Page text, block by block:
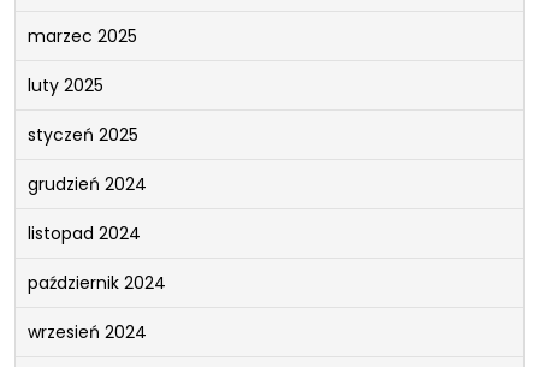
marzec 2025
luty 2025
styczeń 2025
grudzień 2024
listopad 2024
październik 2024
wrzesień 2024